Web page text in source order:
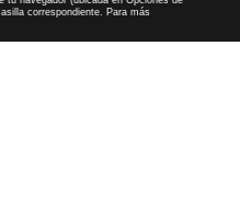
correspondiente. Para más